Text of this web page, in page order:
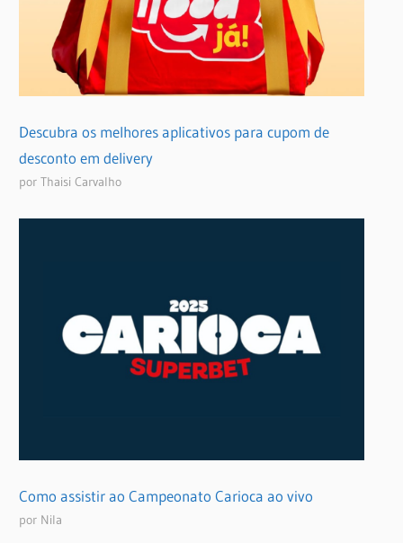
Descubra os melhores aplicativos para cupom de
desconto em delivery
por Thaisi Carvalho
Como assistir ao Campeonato Carioca ao vivo
por Nila